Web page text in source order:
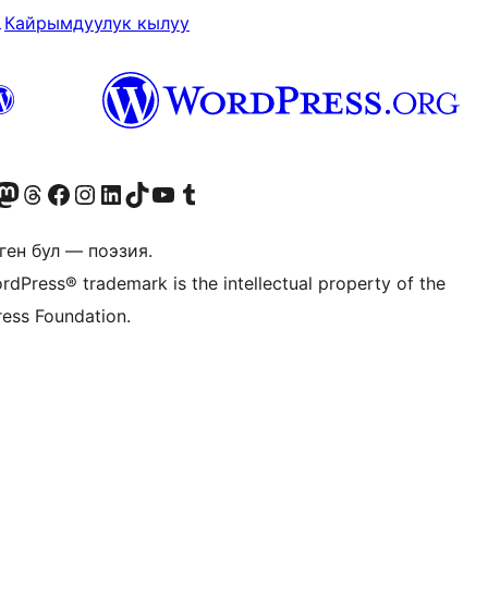
Кайрымдуулук кылуу
accountaccount
Mastodon түрмөгүбүзгө баш багыңыз
Visit our Threads account
Биздин Facebook баракчабызга кириңиз
Биздин Instagram баракчабызга баш багыңыз
Биздин LinkedIn баракчабызга баш багыңыз
Visit our TikTok account
Visit our YouTube channel
Visit our Tumblr account
бул — поэзия.
trademark is the intellectual property of the
Foundation.